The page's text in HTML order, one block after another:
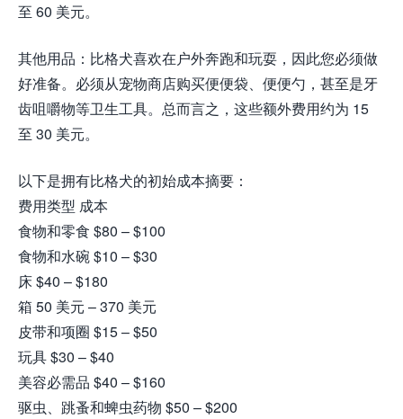
至 60 美元。
其他用品：比格犬喜欢在户外奔跑和玩耍，因此您必须做
好准备。必须从宠物商店购买便便袋、便便勺，甚至是牙
齿咀嚼物等卫生工具。总而言之，这些额外费用约为 15
至 30 美元。
以下是拥有比格犬的初始成本摘要：
费用类型 成本
食物和零食 $80 – $100
食物和水碗 $10 – $30
床 $40 – $180
箱 50 美元 – 370 美元
皮带和项圈 $15 – $50
玩具 $30 – $40
美容必需品 $40 – $160
驱虫、跳蚤和蜱虫药物 $50 – $200